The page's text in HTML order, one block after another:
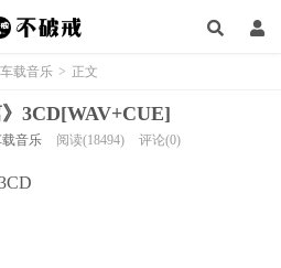
车载音乐 > 正文
3CD[WAV+CUE]
音乐 阅读(18494) 评论(0)